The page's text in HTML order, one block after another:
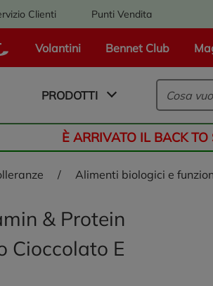
Clienti Punti Vendita
Volantini Bennet Club
- Torna alla homepage
PRODOTTI
È ARRIVATO IL BACK
/ alimenti biologici e
& Protein
Cioccolato E